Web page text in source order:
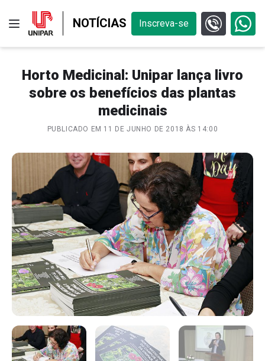
NOTÍCIAS Inscreva-se
Horto Medicinal: Unipar lança livro
sobre os benefícios das plantas
medicinais
PUBLICADO EM 11 DE JUNHO DE 2018 ÀS 14:00